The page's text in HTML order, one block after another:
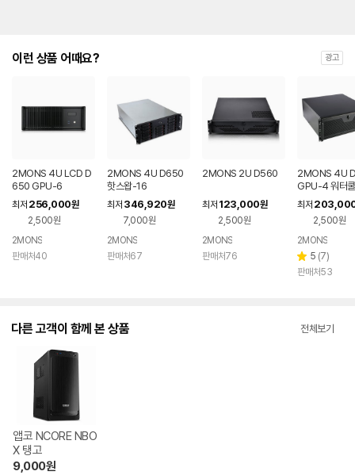
이런 상품 어때요? 광고
2MONS 4U LCD D
650 GPU-6
최저 256,000원
2,500원
2MONS
판매처40
2MONS 4U D650
핫스왑-16
최저 346,920원
7,000원
2MONS
판매처67
2MONS 2U D560
최저 123,000원
2,500원
2MONS
판매처76
2MONS 4U
GPU-4 워터쿨
최저
2,500원
2MONS
별
점
5 리
뷰
(7)
판매처53
다른 고객이 함께 본 상품 전체보기
앱코 NCORE NBO
X 탱고
9,000원